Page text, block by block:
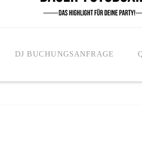
DJ BUCHUNGSANFRAGE